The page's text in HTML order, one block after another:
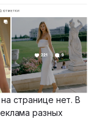
странице нет. В
разных